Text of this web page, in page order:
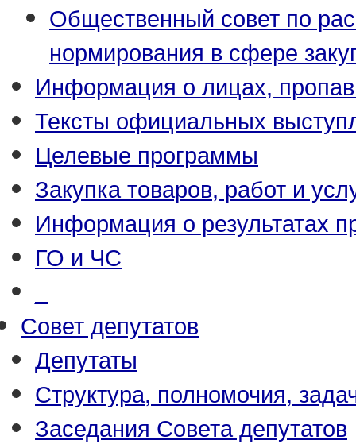
Общественный совет по
нормирования в сфере
Информация о лицах,
Тексты официальных
Целевые программы
Закупка товаров, работ и
Информация о результатах
ГО и ЧС
Совет депутатов
Депутаты
Структура, полномочия,
Заседания Совета депутатов